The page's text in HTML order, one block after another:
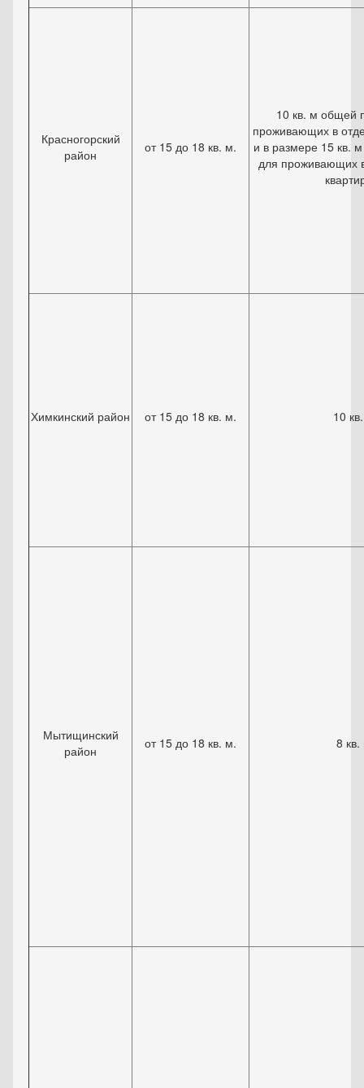
Красногорский
район
от 15 до 18 кв. м.
10 кв. м общей
проживающих в
и в размере 15 кв.
для проживающих
Химкинский район от 15 до 18 кв. м. 10
Мытищинский
район
от 15 до 18 кв. м. 8